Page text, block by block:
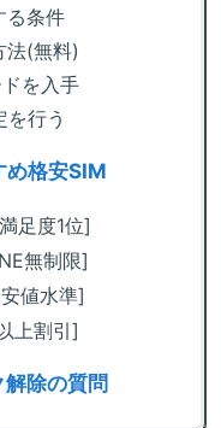
る条件
法(無料)
を入手
行う
め格安SIM
足度1位]
無制限]
値水準]
上割引]
除の質問